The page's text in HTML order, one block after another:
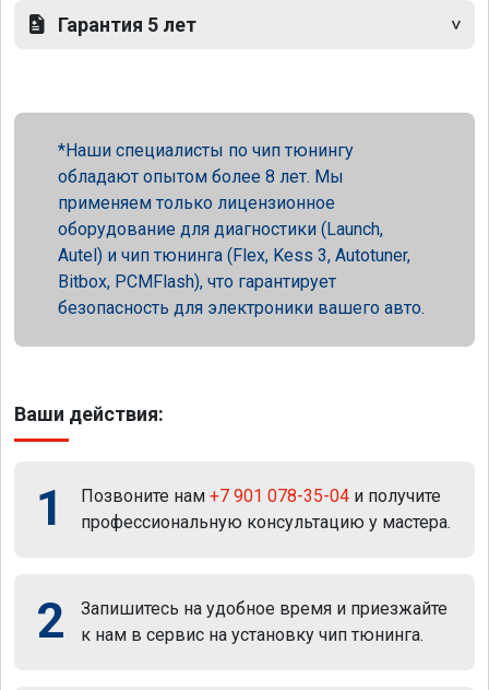
Гарантия 5 лет
Наши специалисты по чип тюнингу
обладают опытом более 8 лет. Мы
применяем только лицензионное
оборудование для диагностики (Launch,
Autel) и чип тюнинга (Flex, Kess 3, Autotuner,
Bitbox, PCMFlash), что гарантирует
безопасность для электроники вашего авто.
Ваши действия:
1 Позвоните нам +7 901 078-35-04 и получите
профессиональную консультацию у мастера.
2
Запишитесь на удобное время и приезжайте
к нам в сервис на установку чип тюнинга.